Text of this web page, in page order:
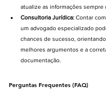
atualize as informações sempre
Consultoria Jurídica: Contar
um advogado especializado
chances de sucesso,
melhores argumentos e a
documentação.
Perguntas Frequentes (FAQ)